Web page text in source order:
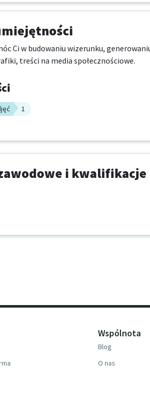
Ci w budowaniu wizerunku,
treści na media społecznościowe.
1
i kwalifikacje
Wspólnota
Blog
O nas